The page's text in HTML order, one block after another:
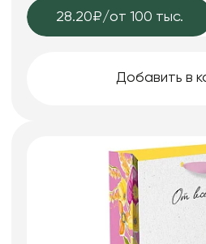
28.20₽/от 100 тыс.
Добавить в